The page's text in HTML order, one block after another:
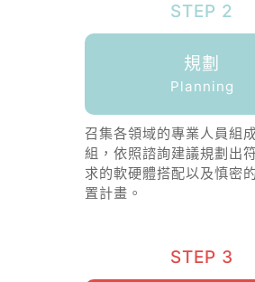
STEP 2
規劃
Planning
召集各領域的專業人員組
組，依照諮詢建議規劃出
求的軟硬體搭配以及慎密
置計畫。
STEP 3